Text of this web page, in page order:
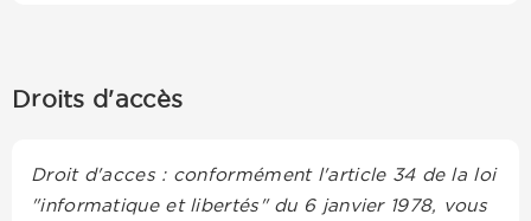
Droits d'accès
Droit d'acces : conformément l'article 34 de la loi
"informatique et libertés" du 6 janvier 1978, vous